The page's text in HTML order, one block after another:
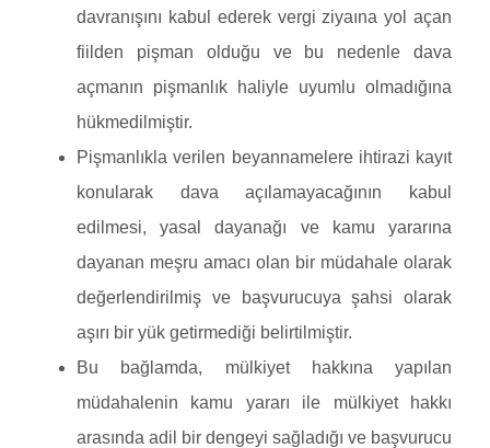
davranışını kabul ederek vergi ziyaına yol açan
fiilden pişman olduğu ve bu nedenle dava
açmanın pişmanlık haliyle uyumlu olmadığına
hükmedilmiştir.
Pişmanlıkla verilen beyannamelere ihtirazi kayıt
konularak dava açılamayacağının kabul
edilmesi, yasal dayanağı ve kamu yararına
dayanan meşru amacı olan bir müdahale olarak
değerlendirilmiş ve başvurucuya şahsi olarak
aşırı bir yük getirmediği belirtilmiştir.
Bu bağlamda, mülkiyet hakkına yapılan
müdahalenin kamu yararı ile mülkiyet hakkı
arasında adil bir dengeyi sağladığı ve başvurucu